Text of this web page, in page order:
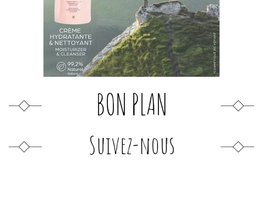
BON PLAN
Suivez-nous